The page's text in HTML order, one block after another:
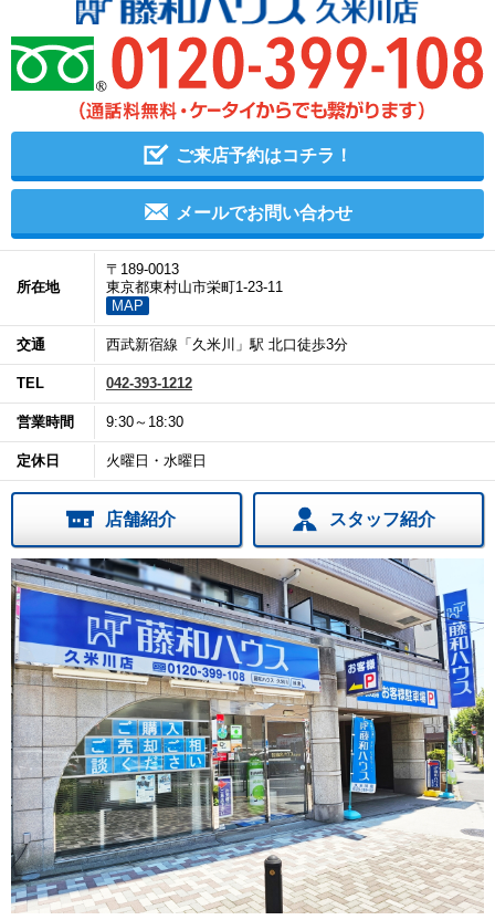
ご来店予約はコチラ！
メールでお問い合わせ
所在地
〒189-0013
東京都東村山市栄町1-23-11
MAP
交通 西武新宿線「久米川」駅 北口徒歩3分
TEL 042-393-1212
営業時間 9:30～18:30
定休日 火曜日・水曜日
店舗紹介 スタッフ紹介